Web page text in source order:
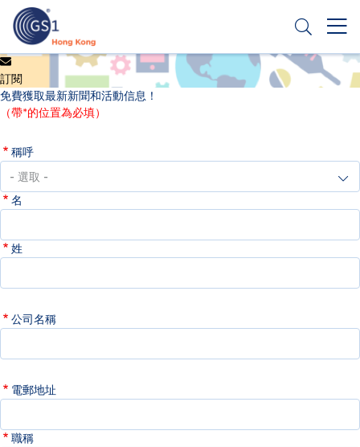
內
容
Header
Top
Second
Menu
申請條碼
訂閱
免費獲取最新新聞和活動信息！
（帶*的位置為必填）
稱呼
名
姓
公司名稱
電郵地址
職稱